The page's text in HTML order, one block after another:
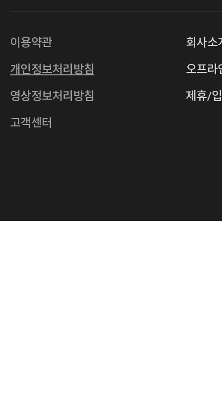
사업자등록번호
통신판매업 2011-서울중구-0149
주소 서울특별시 중구 다산로14길 12 (신당
호스팅사업자
이용약관
개인정보처리방침
영상정보처리방침
고객센터
회사소
오프라
제휴/